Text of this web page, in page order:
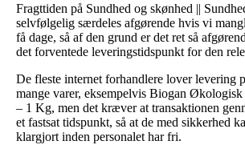
Fragttiden på Sundhed og skønhed ||
selvfølgelig særdeles afgørende hvis vi
få dage, så af den grund er det ret så
det forventede leveringstidspunkt for den
De fleste internet forhandlere lover levering
mange varer, eksempelvis Biogan
– 1 Kg, men det kræver at transaktionen
et fastsat tidspunkt, så at de med sikkerhed
klargjort inden personalet har fri.